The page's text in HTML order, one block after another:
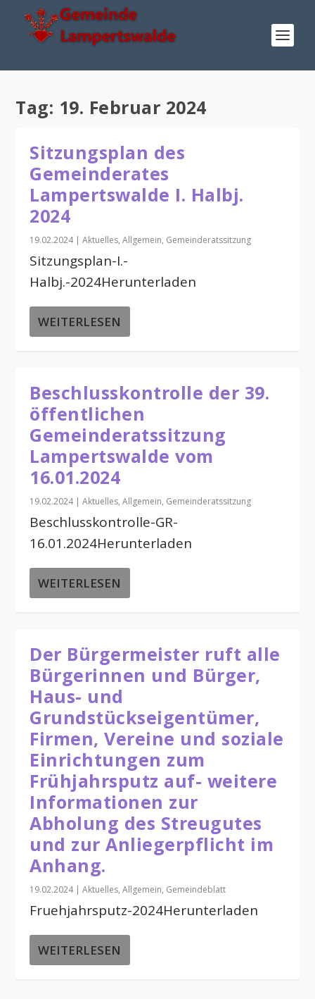
Tag: 19. Februar 2024
Sitzungsplan des
Gemeinderates
Lampertswalde I. Halbj.
2024
19.02.2024|Aktuelles,Allgemein, Gemeinderatssitzung
Sitzungsplan-I.-
Halbj.-2024Herunterladen
WEITERLESEN
Beschlusskontrolle der 39.
öffentlichen
Gemeinderatssitzung
Lampertswalde vom
16.01.2024
19.02.2024|Aktuelles,Allgemein, Gemeinderatssitzung
Beschlusskontrolle-GR-
16.01.2024Herunterladen
WEITERLESEN
Der Bürgermeister ruft alle
Bürgerinnen und Bürger,
Haus- und
Grundstückseigentümer,
Firmen, Vereine und soziale
Einrichtungen zum
Frühjahrsputz auf- weitere
Informationen zur
Abholung des Streugutes
und zur Anliegerpflicht im
Anhang.
19.02.2024|Aktuelles,Allgemein, Gemeindeblatt
Fruehjahrsputz-2024Herunterladen
WEITERLESEN